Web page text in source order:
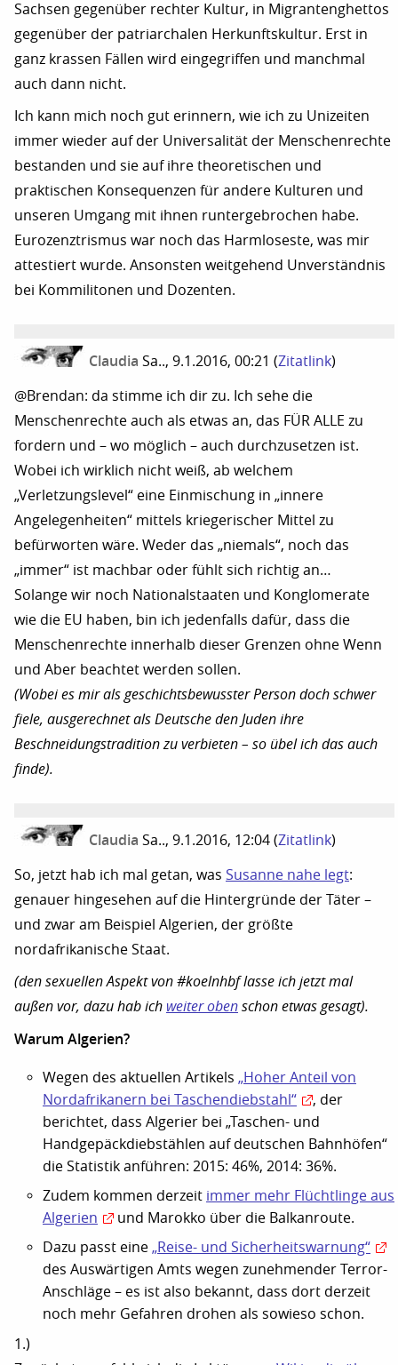
Sachsen gegenüber rechter Kultur, in Migrantenghettos
gegenüber der patriarchalen Herkunftskultur. Erst in
ganz krassen Fällen wird eingegriffen und manchmal
auch dann nicht.
Ich kann mich noch gut erinnern, wie ich zu Unizeiten
immer wieder auf der Universalität der Menschenrechte
bestanden und sie auf ihre theoretischen und
praktischen Konsequenzen für andere Kulturen und
unseren Umgang mit ihnen runtergebrochen habe.
Eurozenztrismus war noch das Harmloseste, was mir
attestiert wurde. Ansonsten weitgehend Unverständnis
bei Kommilitonen und Dozenten.
Claudia Sa.., 9.1.2016, 00:21 (Zitatlink)
@Brendan: da stimme ich dir zu. Ich sehe die
Menschenrechte auch als etwas an, das FÜR ALLE zu
fordern und – wo möglich – auch durchzusetzen ist.
Wobei ich wirklich nicht weiß, ab welchem
„Verletzungslevel“ eine Einmischung in „innere
Angelegenheiten“ mittels kriegerischer Mittel zu
befürworten wäre. Weder das „niemals“, noch das
„immer“ ist machbar oder fühlt sich richtig an…
Solange wir noch Nationalstaaten und Konglomerate
wie die EU haben, bin ich jedenfalls dafür, dass die
Menschenrechte innerhalb dieser Grenzen ohne Wenn
und Aber beachtet werden sollen.
(Wobei es mir als geschichtsbewusster Person doch schwer
fiele, ausgerechnet als Deutsche den Juden ihre
Beschneidungstradition zu verbieten – so übel ich das auch
finde).
Claudia Sa.., 9.1.2016, 12:04 (Zitatlink)
So, jetzt hab ich mal getan, was Susanne nahe legt:
genauer hingesehen auf die Hintergründe der Täter –
und zwar am Beispiel Algerien, der größte
nordafrikanische Staat.
(den sexuellen Aspekt von #koelnhbf lasse ich jetzt mal
außen vor, dazu hab ich weiter oben schon etwas gesagt).
Warum Algerien?
Wegen des aktuellen Artikels „Hoher Anteil von
Nordafrikanern bei Taschendiebstahl“
, der
berichtet, dass Algerier bei „Taschen- und
Handgepäckdiebstählen auf deutschen Bahnhöfen“
die Statistik anführen: 2015: 46%, 2014: 36%.
Zudem kommen derzeit immer mehr Flüchtlinge aus
Algerien
und Marokko über die Balkanroute.
Dazu passt eine „Reise- und Sicherheitswarnung“
des Auswärtigen Amts wegen zunehmender Terror-
Anschläge – es ist also bekannt, dass dort derzeit
noch mehr Gefahren drohen als sowieso schon.
1.)